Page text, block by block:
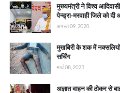
मुख्यमंत्री ने विश्व
पेन्ड्रा-मरवाही जिले को दी
अगस्त 09, 2020
मुखबिरी के शक में नक्सलियों
सर्चिंग
मार्च 08, 2023
अज्ञात वाहन की ठोकर से